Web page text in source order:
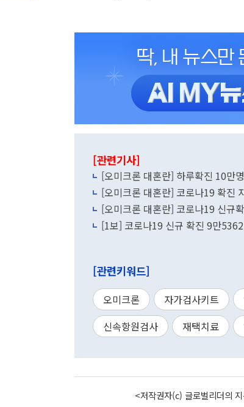
[관련기사]
[오미크론 대혼란] 하루확진 10만
[오미크론 대혼란] 코로나19 확진
[오미크론 대혼란] 코로나19 신규
[1보] 코로나19 신규 확진 9만
[관련키워드]
오미크론 자가검사키트
신속항원검사
재택치료
<저작권자(c) 글로벌리더의